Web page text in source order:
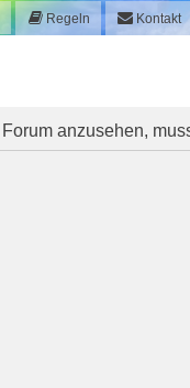
Regeln Kontakt
anzusehen,